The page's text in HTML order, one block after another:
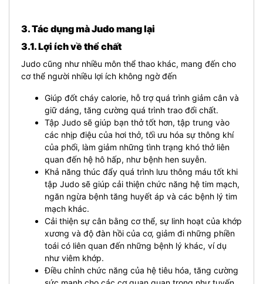
3. Tác dụng mà Judo mang lại
3.1. Lợi ích về thể chất
Judo cũng như nhiều môn thể thao khác, mang đến cho
cơ thể người nhiều lợi ích không ngờ đến
Giúp đốt cháy calorie, hỗ trợ quá trình giảm cân và
giữ dáng, tăng cường quá trình trao đổi chất.
Tập Judo sẽ giúp bạn thở tốt hơn, tập trung vào
các nhịp điệu của hơi thở, tối ưu hóa sự thông khí
của phổi, làm giảm những tình trạng khó thở liên
quan đến hệ hô hấp, như bệnh hen suyễn.
Khả năng thúc đẩy quá trình lưu thông máu tốt khi
tập Judo sẽ giúp cải thiện chức năng hệ tim mạch,
ngăn ngừa bệnh tăng huyết áp và các bệnh lý tim
mạch khác.
Cải thiện sự cân bằng cơ thể, sự linh hoạt của khớp
xương và độ đàn hồi của cơ, giảm đi những phiền
toái có liên quan đến những bệnh lý khác, ví dụ
như viêm khớp.
Điều chỉnh chức năng của hệ tiêu hóa, tăng cường